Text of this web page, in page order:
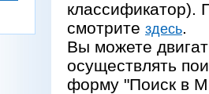
классификатор).
смотрите здесь.
Вы можете
осуществлять
форму "Поиск в